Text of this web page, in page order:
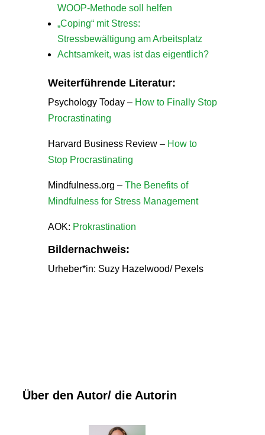
WOOP-Methode soll helfen
„Coping“ mit Stress:
Stressbewältigung am Arbeitsplatz
Achtsamkeit, was ist das eigentlich?
Weiterführende Literatur:
Psychology Today – How to Finally Stop
Procrastinating
Harvard Business Review – How to
Stop Procrastinating
Mindfulness.org – The Benefits of
Mindfulness for Stress Management
AOK: Prokrastination
Bildernachweis:
Urheber*in: Suzy Hazelwood/ Pexels
Über den Autor/ die Autorin